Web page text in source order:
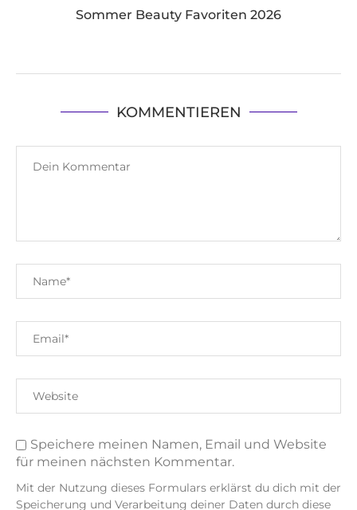
Sommer Beauty Favoriten 2026
KOMMENTIEREN
Speichere meinen Namen, Email und Website
für meinen nächsten Kommentar.
Mit der Nutzung dieses Formulars erklärst du dich mit der
Speicherung und Verarbeitung deiner Daten durch diese